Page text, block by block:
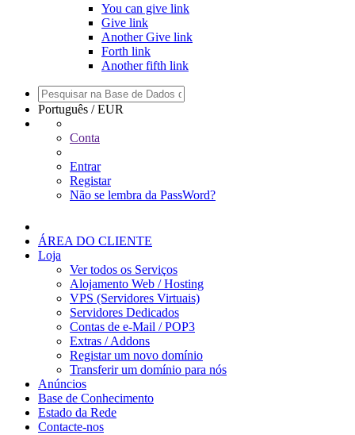
You can give link
Give link
Another Give link
Forth link
Another fifth link
Português / EUR
Conta
Entrar
Registar
Não se lembra da PassWord?
ÁREA DO CLIENTE
Loja
Ver todos os Serviços
Alojamento Web / Hosting
VPS (Servidores Virtuais)
Servidores Dedicados
Contas de e-Mail / POP3
Extras / Addons
Registar um novo domínio
Transferir um domínio para nós
Anúncios
Base de Conhecimento
Estado da Rede
Contacte-nos